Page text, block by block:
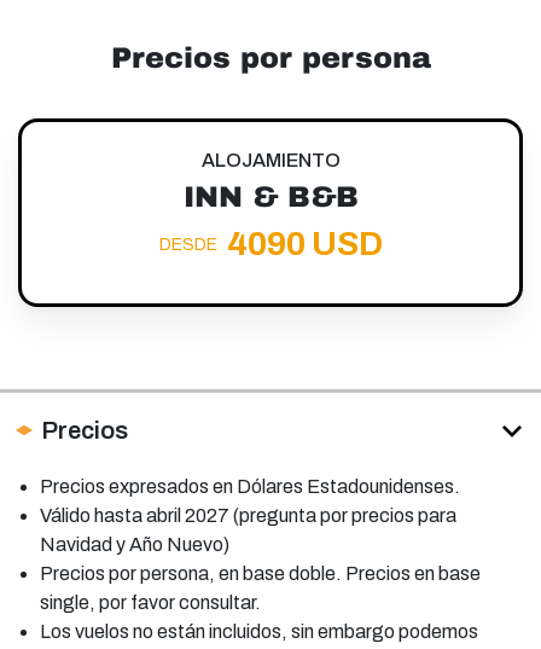
Precios por persona
ALOJAMIENTO
INN & B&B
DESDE 4090 USD
Precios
Precios expresados en Dólares Estadounidenses.
Válido hasta abril 2027 (pregunta por precios para
Navidad y Año Nuevo)
Precios por persona, en base doble. Precios en base
single, por favor consultar.
Los vuelos no están incluidos, sin embargo podemos